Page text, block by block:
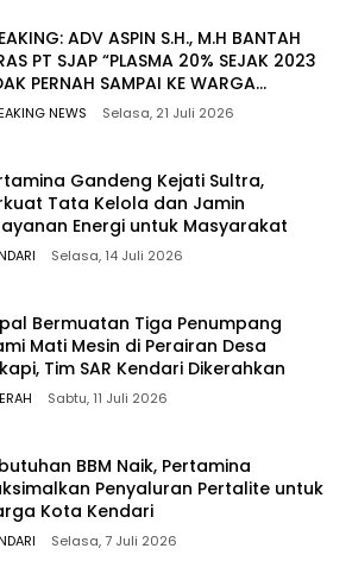
ADV ASPIN S.H., M.H BANTAH
PT SJAP “PLASMA 20% SEJAK 2023
PERNAH SAMPAI KE WARGA
NEWS Selasa, 21 Juli 2026
Gandeng Kejati Sultra,
Tata Kelola dan Jamin
Energi untuk Masyarakat
Selasa, 14 Juli 2026
Bermuatan Tiga Penumpang
Mati Mesin di Perairan Desa
Tim SAR Kendari Dikerahkan
Sabtu, 11 Juli 2026
BBM Naik, Pertamina
Penyaluran Pertalite untuk
Kota Kendari
Selasa, 7 Juli 2026